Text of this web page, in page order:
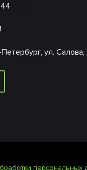
ул. Салова,
персональных